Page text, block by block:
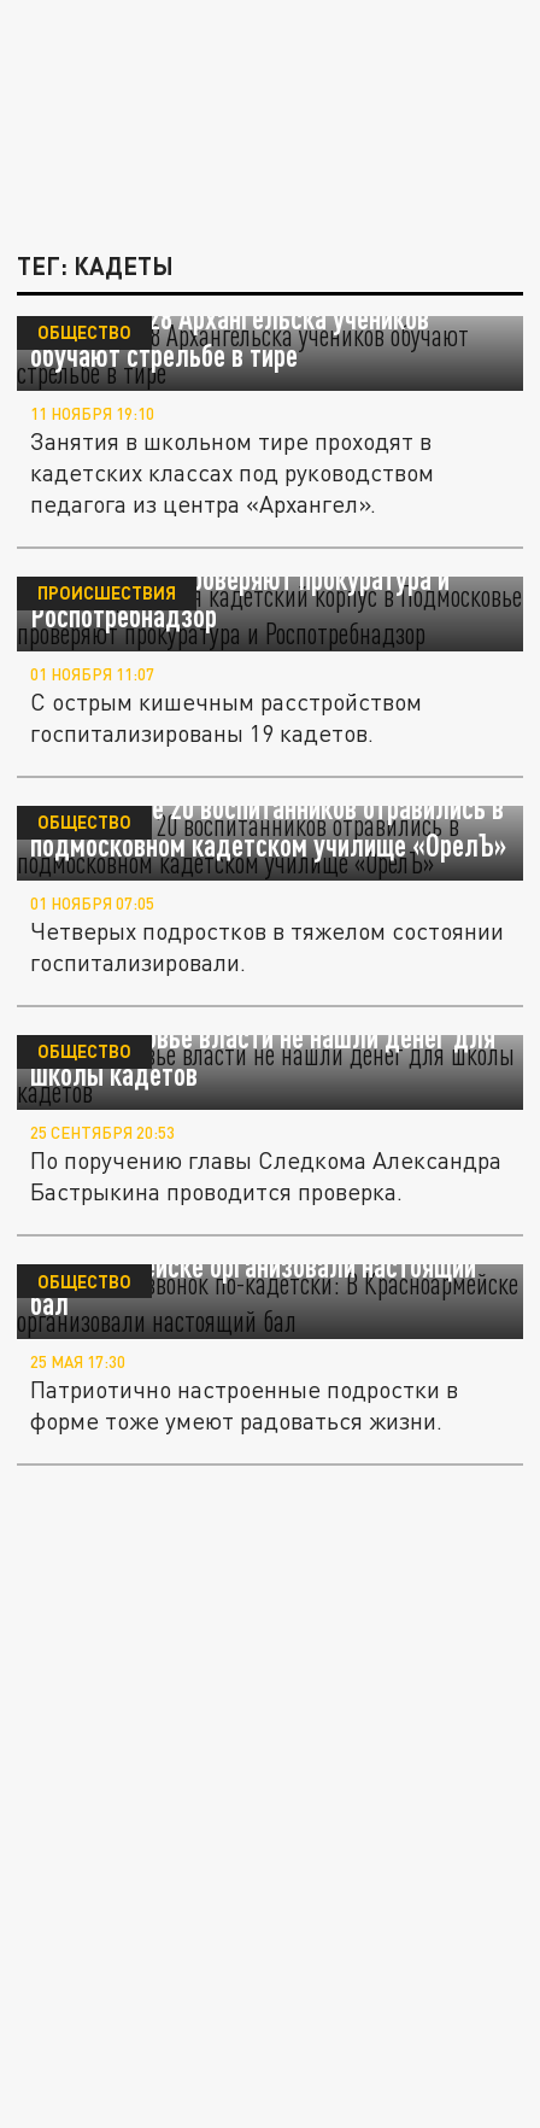
ТЕГ: КАДЕТЫ
В школе №28 Архангельска учеников
обучают стрельбе в тире
ОБЩЕСТВО
11 НОЯБРЯ 19:10
Занятия в школьном тире проходят в
кадетских классах под руководством
педагога из центра «Архангел».
Из-за отравления кадетский корпус в
Подмосковье проверяют прокуратура и
Роспотребнадзор
ПРОИСШЕСТВИЯ
01 НОЯБРЯ 11:07
С острым кишечным расстройством
госпитализированы 19 кадетов.
BAZA: Более 20 воспитанников отравились в
подмосковном кадетском училище «ОрелЪ»
ОБЩЕСТВО
01 НОЯБРЯ 07:05
Четверых подростков в тяжелом состоянии
госпитализировали.
В Подмосковье власти не нашли денег для
школы кадетов
ОБЩЕСТВО
25 СЕНТЯБРЯ 20:53
По поручению главы Следкома Александра
Бастрыкина проводится проверка.
Последний звонок по-кадетски: В
Красноармейске организовали настоящий
бал
ОБЩЕСТВО
25 МАЯ 17:30
Патриотично настроенные подростки в
форме тоже умеют радоваться жизни.